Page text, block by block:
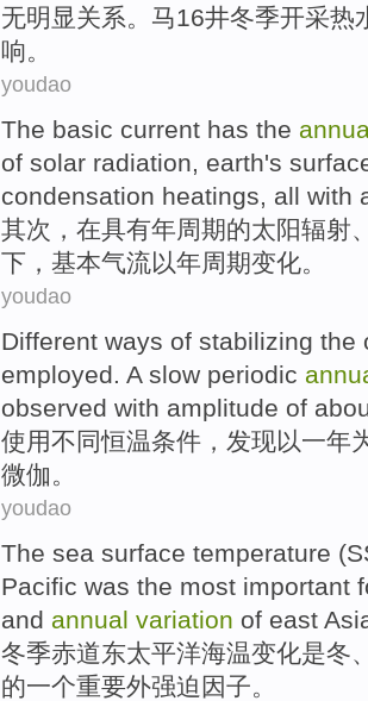
无明显关系。马16井冬季开采热
响。
youdao
The basic current has the
of solar radiation, earth's
condensation heatings, all with
其次， 在具有年周期的太阳辐射
下， 基本气流以年周期变化。
youdao
Different ways of stabilizing the
employed. A slow periodic
observed with amplitude of
使用不同恒温条件，发现以一年
微伽。
youdao
The sea surface temperature (
Pacific was the most important
and annual variation of east
冬季赤道东太平洋海温变化是冬
的一个重要外强迫 因子 。